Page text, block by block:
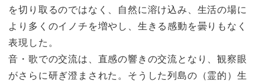
を切り取るのではなく、自然に溶け込み、生活の場に
より多くのイノチを増やし、生きる感動を曇りもなく
表現した。
音・歌での交流は、直感の響きの交流となり、観察眼
がさらに研ぎ澄まされた。そうした列島の（霊的）生